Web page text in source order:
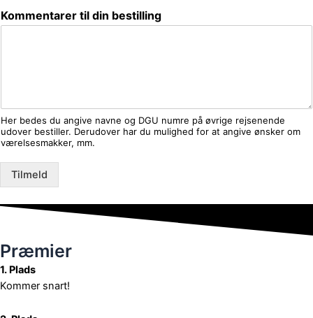
e
e
E
m
a
l
a
i
v
e
s
Kommentarer til din bestilling
Her bedes du angive navne og DGU numre på øvrige rejsenende
udover bestiller. Derudover har du mulighed for at angive ønsker om
værelsesmakker, mm.
Tilmeld
Præmier
1. Plads
Kommer snart!